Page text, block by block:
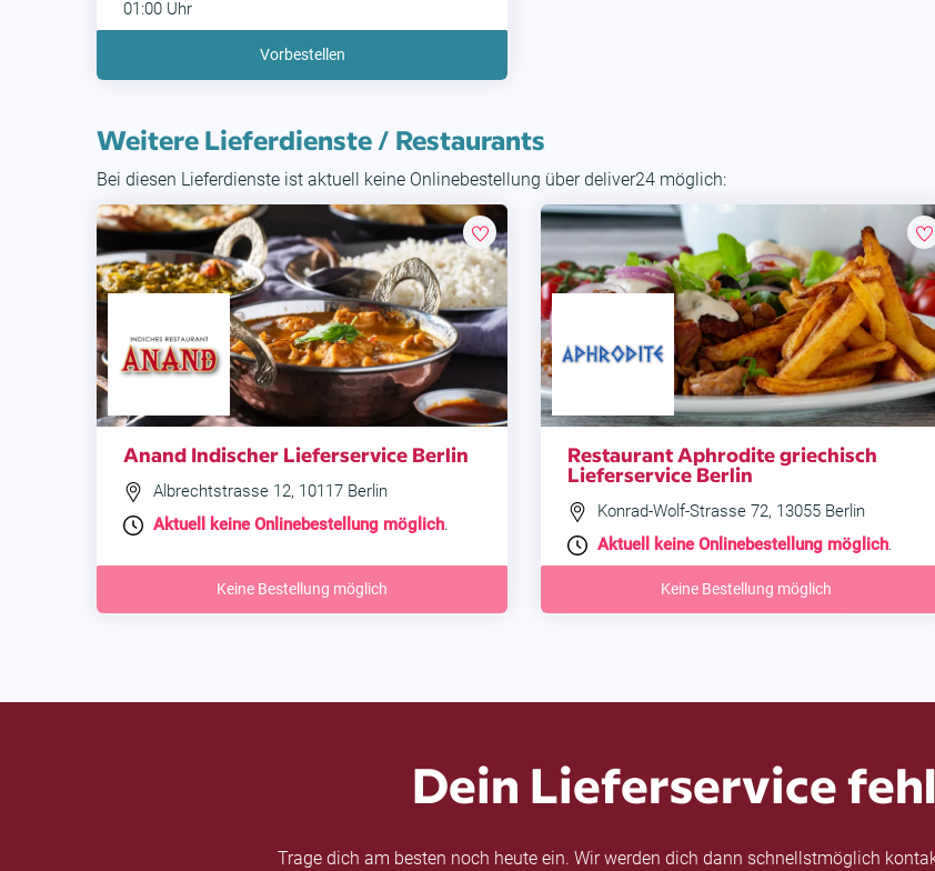
01:00 Uhr
Vorbestellen
Weitere Lieferdienste / Restaurants
Bei diesen Lieferdienste ist aktuell keine Onlinebestellung über deliver24 möglich:
Anand Indischer Lieferservice Berlin
Albrechtstrasse 12, 10117 Berlin
Aktuell keine Onlinebestellung möglich.
Keine Bestellung möglich
Restaurant Aphrodite griechisch
Lieferservice Berlin
Konrad-Wolf-Strasse 72, 13055 Berlin
Aktuell keine Onlinebestellung möglich.
Keine Bestellung möglich
Dein Lieferservice
Trage dich am besten noch heute ein. Wir werden dich dann schnellstmöglich